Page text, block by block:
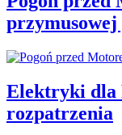
Elektryki dla
rozpatrzenia